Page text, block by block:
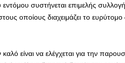
συστήνεται επιμελής
οποίους διαχειμάζει το
είναι να ελέγχεται για την